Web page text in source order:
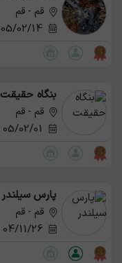
قم - قم
05/02/14
بنگاه حقیقت
قم - قم
پارس سیلندر
قم - قم
04/11/26